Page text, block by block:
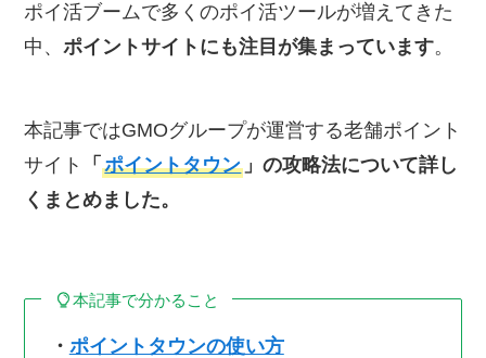
ポイ活ブームで多くのポイ活ツールが増えてきた
中、ポイントサイトにも注目が集まっています。
本記事ではGMOグループが運営する老舗ポイント
サイト
「ポイントタウン 」の攻略法について詳し
くまとめました。
本記事で分かること
・ ポイントタウンの使い方